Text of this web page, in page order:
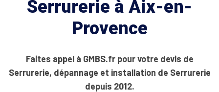
Serrurerie à Aix-en-
Provence
Faites appel à GMBS.fr pour votre devis de
Serrurerie, dépannage et installation de Serrurerie
depuis 2012.